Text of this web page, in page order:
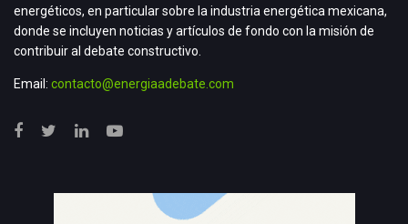
energéticos, en particular sobre la industria energética mexicana,
donde se incluyen noticias y artículos de fondo con la misión de
contribuir al debate constructivo.
Email: contacto@energiaadebate.com